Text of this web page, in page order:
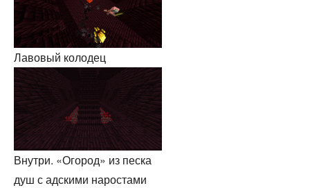
Лавовый колодец
Внутри. «Огород» из песка
душ с адскими наростами